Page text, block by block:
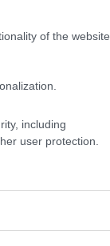
of the website
including
user protection.
figli di
a
o
bisogno,
c’è